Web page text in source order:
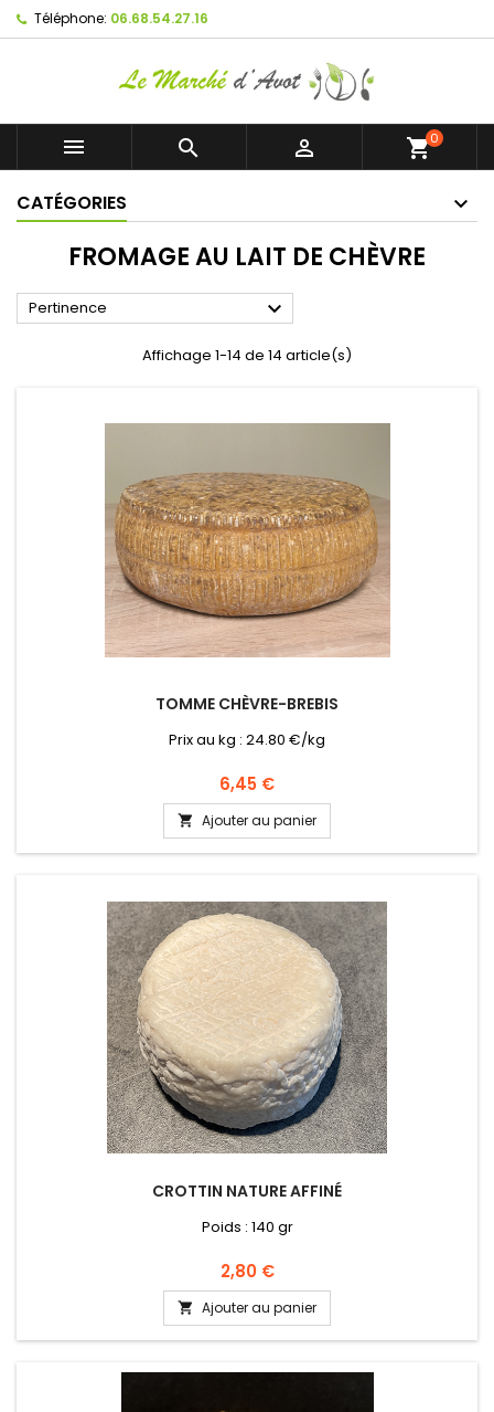
Téléphone: 06.68.54.27.16
   shopping_cart0
CATÉGORIES
FROMAGE AU LAIT DE CHÈVRE
Pertinence 
Affichage 1-14 de 14 article(s)
TOMME CHÈVRE-BREBIS
Prix au kg : 24.80 €/kg
Prix
6,45 €
 Ajouter au panier
CROTTIN NATURE AFFINÉ
Poids : 140 gr
Prix
2,80 €
 Ajouter au panier